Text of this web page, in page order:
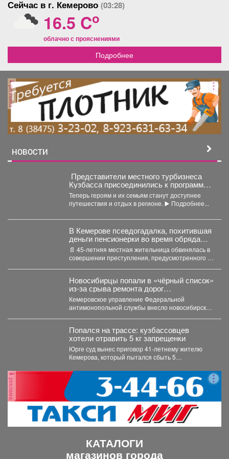
горячая вода. Квартира
говорится -заходи и живи! В
коридоре большой
встроенный шкаф.
Отдельный тамбур на две
квартиры, что увеличивает
звукоизоляцию, хорошие
собственник, без
обременений. Приходите,
влюбитесь в эту квартиру с
первого взгляда!
Сейчас в г. Кемерово (03:28)
16.5 Co
облачно с прояснениями
Подробнее
реклама
НОВОСТИ
Представители местного турбизнеса
Кузбасса присоединились к программе
поддержки участников СВО и их
близкихне.
Теперь героям и их семьям станут доступнее
путешествия и отдых в регионе. ▶️ Подробнее...
В Кемерове псевдогадалка, похитившая
деньги пенсионерки во время обряда
снятия порчи, отправилась в колонию-
поселение
📄 45-летняя местная жительница обвинялась в
совершении преступления, предусмотренного ч.
Новосибирцы попали в «чёрный список»
из‑за срыва ремонта дорог
Прокопьевска
Кемеровское управление Федеральной
антимонопольной службы внесло новосибирскую
Попался на трассе: кузбассовцев
хотели отравить 5 кг запрещенки
Юрге суд вынес приговор 41-летнему жителю
Кемерова, который пытался сбыть 5
реклама
КАТАЛОГИ
магазинов города